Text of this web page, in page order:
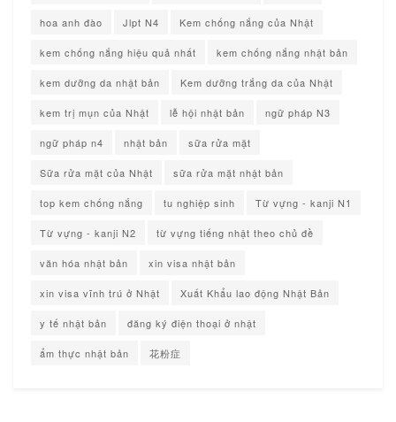
hoa anh đào Jlpt N4 Kem chống nắng của Nhật
kem chống nắng hiệu quả nhất kem chống nắng nhật bản
kem dưỡng da nhật bản Kem dưỡng trắng da của Nhật
kem trị mụn của Nhật lễ hội nhật bản ngữ pháp N3
ngữ pháp n4 nhật bản sữa rửa mặt
Sữa rửa mặt của Nhật sữa rửa mặt nhật bản
top kem chống nắng tu nghiệp sinh Từ vựng - kanji N1
Từ vựng - kanji N2 từ vựng tiếng nhật theo chủ đề
văn hóa nhật bản xin visa nhật bản
xin visa vĩnh trú ở Nhật Xuất Khẩu lao động Nhật Bản
y tế nhật bản đăng ký điện thoại ở nhật
ẩm thực nhật bản 花粉症